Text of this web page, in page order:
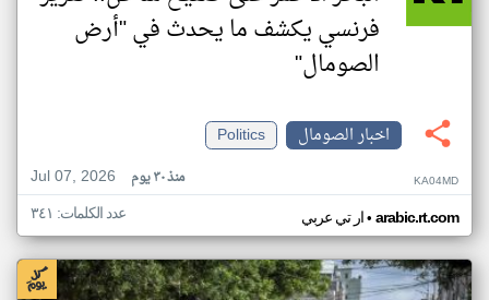
فرنسي يكشف ما يحدث في "أرض
الصومال"
اخبار الصومال
Politics
Jul 07, 2026
منذ ٣٠ يوم KA04MD
ار تي عربي• arabic.rt.com عدد الكلمات: ٣٤١